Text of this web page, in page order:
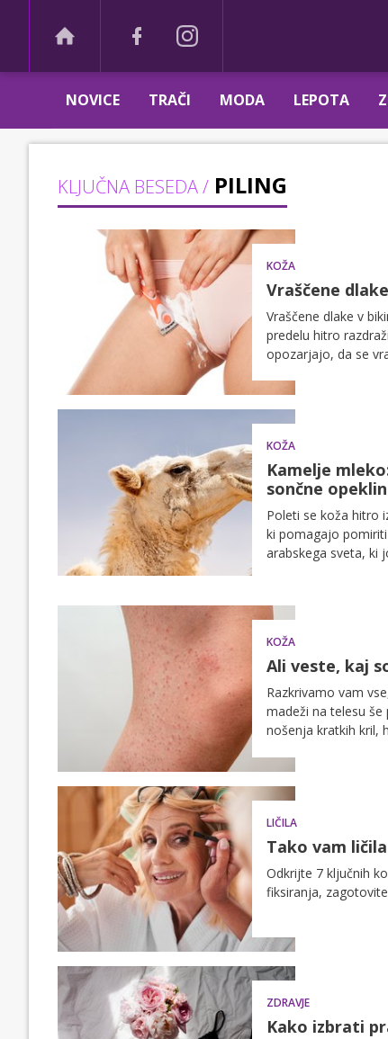
NOVICE TRAČI MODA LEPOTA
KLJUČNA BESEDA / PILING
KOŽA
Vraščene
Vraščene dlake v
predelu hitro
opozarjajo, da se
KOŽA
Kamelje
sončne
Poleti se koža hitro
ki pomagajo
arabskega sveta, ki
KOŽA
Ali veste, kaj
Razkrivamo vam
madeži na telesu
nošenja kratkih kril,
LIČILA
Tako vam
Odkrijte 7 ključnih
fiksiranja,
ZDRAVJE
Kako izbrati